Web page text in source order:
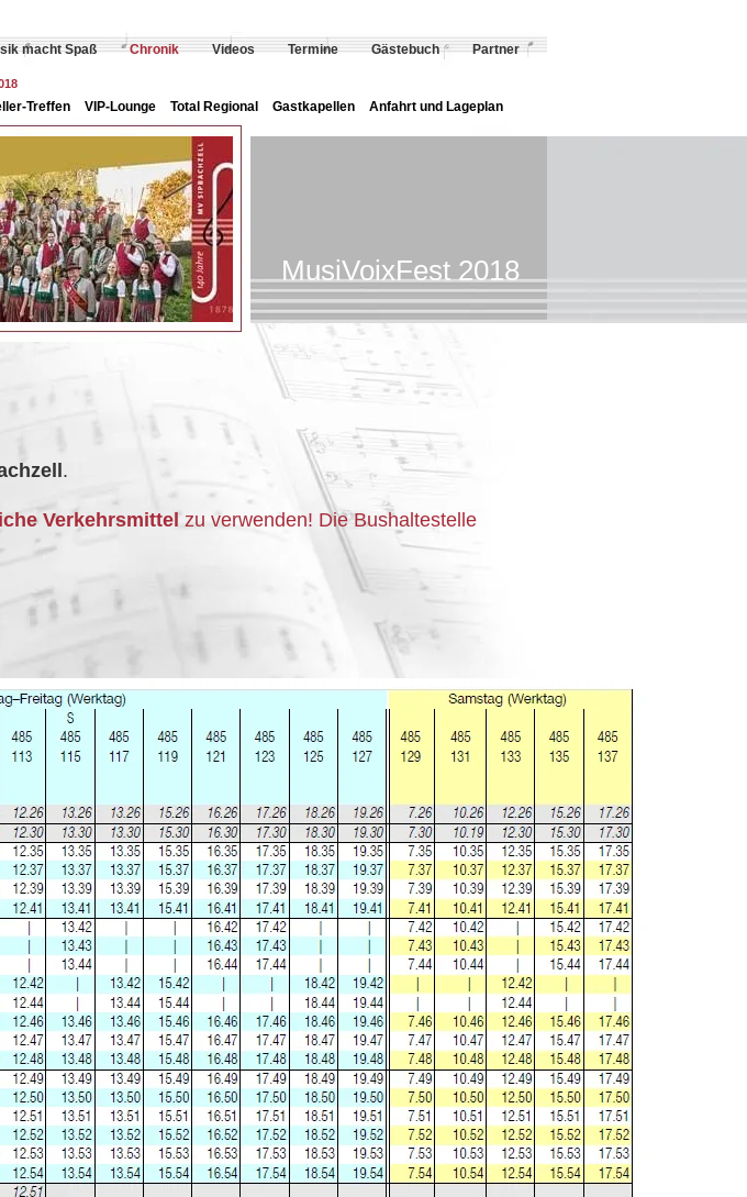
macht Spaß Chronik Videos Termine Gästebuch Partner
Treffen VIP-Lounge Total Regional Gastkapellen Anfahrt und Lageplan
MusiVoixFest 2018
.
Verkehrsmittel zu verwenden! Die Bushaltestelle